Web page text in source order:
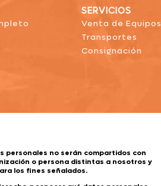
SERVICIOS
Venta de Equipos
Transportes
Consignación
personales no serán compartidos con
o persona distintas a nosotros y
los fines señalados.